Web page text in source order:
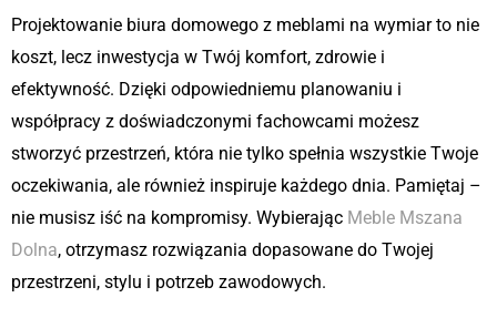
Projektowanie biura domowego z meblami na wymiar to nie
koszt, lecz inwestycja w Twój komfort, zdrowie i
efektywność. Dzięki odpowiedniemu planowaniu i
współpracy z doświadczonymi fachowcami możesz
stworzyć przestrzeń, która nie tylko spełnia wszystkie Twoje
oczekiwania, ale również inspiruje każdego dnia. Pamiętaj –
nie musisz iść na kompromisy. Wybierając Meble Mszana
Dolna, otrzymasz rozwiązania dopasowane do Twojej
przestrzeni, stylu i potrzeb zawodowych.